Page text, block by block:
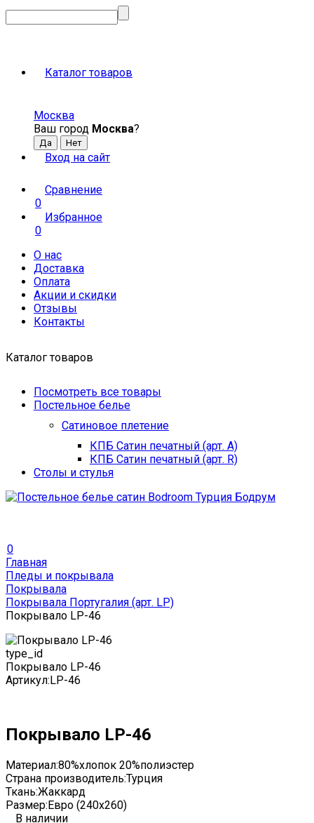
Каталог товаров
Москва
Ваш город Москва?
Вход на сайт
Сравнение
0
Избранное
0
О нас
Доставка
Оплата
Акции и скидки
Отзывы
Контакты
Каталог товаров
Посмотреть все товары
Постельное белье
Сатиновое плетение
КПБ Сатин печатный (арт. A)
КПБ Сатин печатный (арт. R)
Столы и стулья
0
Главная
Пледы и покрывала
Покрывала
Покрывала Португалия (арт. LP)
Покрывало LP-46
type_id
Покрывало LP-46
Артикул:LP-46
Покрывало LP-46
Материал:80%хлопок 20%полиэстер
Страна производитель:Турция
Ткань:Жаккард
Размер:Евро (240х260)
В наличии